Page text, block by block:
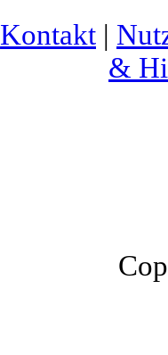
Kontakt |
&